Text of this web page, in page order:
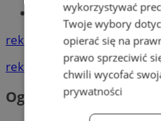
Tworzenie
reklama
reklama
Ogłoszenia
wykorzystywać
Twoje wybory
opierać się na
prawo sprzeciwić
chwili wycofać
prywatności